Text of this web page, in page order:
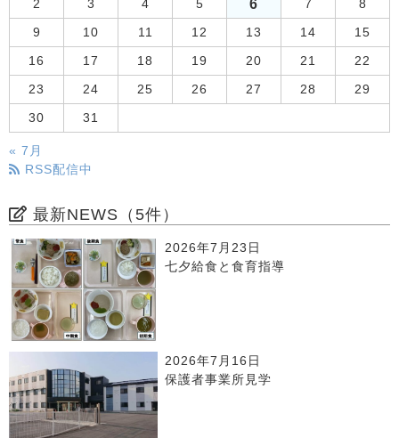
2 3 4 5 6 7 8
9 10 11 12 13 14 15
16 17 18 19 20 21 22
23 24 25 26 27 28 29
30 31
« 7月
RSS配信中
最新NEWS（5件）
2026年7月23日
七夕給食と食育指導
2026年7月16日
保護者事業所見学